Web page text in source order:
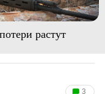
растут
3